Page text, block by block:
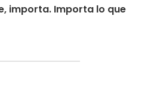
importa. Importa lo que